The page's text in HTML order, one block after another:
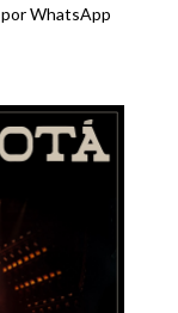
WhatsApp